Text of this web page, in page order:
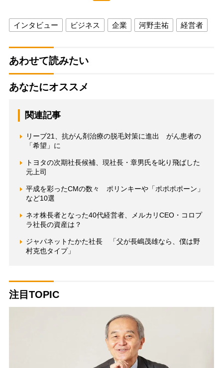
インタビュー ビジネス 企業 河野圭祐 経営者
あわせて読みたい
あなたにオススメ
関連記事
リーブ21、抗がん剤治療の脱毛対策に進出 がん患者の
「希望」に
トヨタの次期社長候補、現社長・章男氏を叱り飛ばした
元上司
平成を彩ったCMの数々 ポリンキーや「ポポポポーン」
など10選
ネオ株長者となった40代経営者、メルカリCEO・コロプ
ラ社長の資産は？
ジャパネットたかた社長 「父が長嶋茂雄なら、僕は野
村克也タイプ」
注目TOPIC